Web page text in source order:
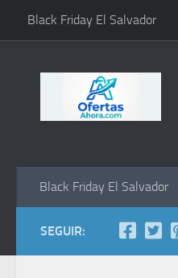
Saltar al contenido
Black Friday El Salvador
Black Friday El Salvador
SEGUIR: